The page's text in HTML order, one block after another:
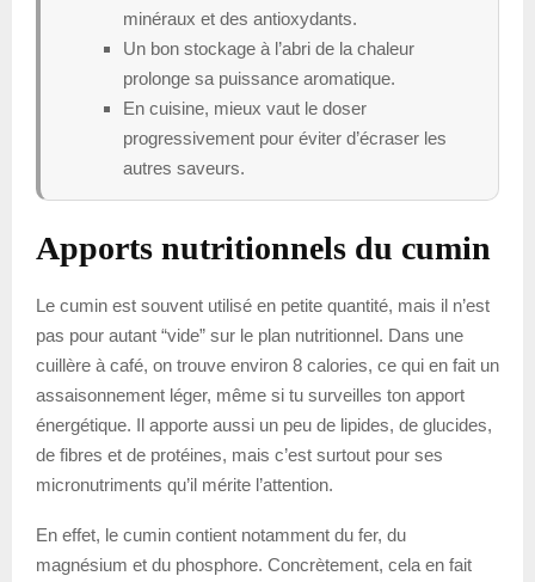
minéraux et des antioxydants.
Un bon stockage à l’abri de la chaleur
prolonge sa puissance aromatique.
En cuisine, mieux vaut le doser
progressivement pour éviter d’écraser les
autres saveurs.
Apports nutritionnels du cumin
Le cumin est souvent utilisé en petite quantité, mais il n’est
pas pour autant “vide” sur le plan nutritionnel. Dans une
cuillère à café, on trouve environ 8 calories, ce qui en fait un
assaisonnement léger, même si tu surveilles ton apport
énergétique. Il apporte aussi un peu de lipides, de glucides,
de fibres et de protéines, mais c’est surtout pour ses
micronutriments qu’il mérite l’attention.
En effet, le cumin contient notamment du fer, du
magnésium et du phosphore. Concrètement, cela en fait